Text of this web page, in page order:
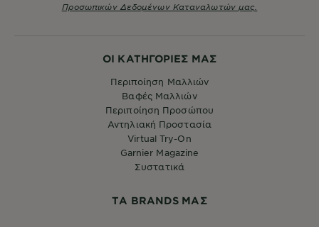
ΟΙ ΚΑΤΗΓΟΡΙΕΣ ΜΑΣ
Περιποίηση Μαλλιών
Βαφές Μαλλιών
Περιποίηση Προσώπου
Αντηλιακή Προστασία
Virtual Try-On
Garnier Magazine
Συστατικά
ΤA BRANDS ΜΑΣ
Προσωπικών Δεδομένων Καταναλωτών μας.